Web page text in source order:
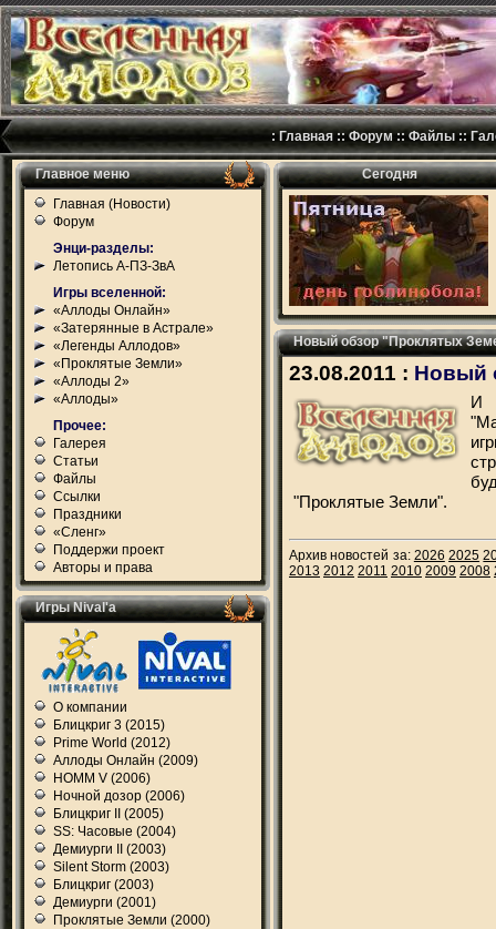
: Главная ::Форум ::Файлы ::
Главное меню
Главная (Новости)
Форум
Энци-разделы:
Летопись А-ПЗ-ЗвА
Игры вселенной:
«Аллоды Онлайн»
«Затерянные в Астрале»
«Легенды Аллодов»
«Проклятые Земли»
«Аллоды 2»
«Аллоды»
Прочее:
Галерея
Статьи
Файлы
Ссылки
Праздники
«Сленг»
Поддержи проект
Авторы и права
Игры Nival'а
О компании
Блицкриг 3 (2015)
Prime World (2012)
Аллоды Онлайн (2009)
HOMM V (2006)
Ночной дозор (2006)
Блицкриг II (2005)
SS: Часовые (2004)
Демиурги II (2003)
Silent Storm (2003)
Блицкриг (2003)
Демиурги (2001)
Проклятые Земли (2000)
Сегодня
Новый обзор "Проклятых
23.08.2011 : Новый
И
"Проклятые Земли".
Архив новостей за: 2026 2025
2013 2012 2011 2010 2009 2008